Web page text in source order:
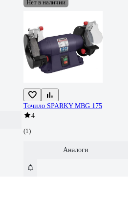
Нет в наличии
Точило SPARKY MBG 175
4
(1)
Аналоги